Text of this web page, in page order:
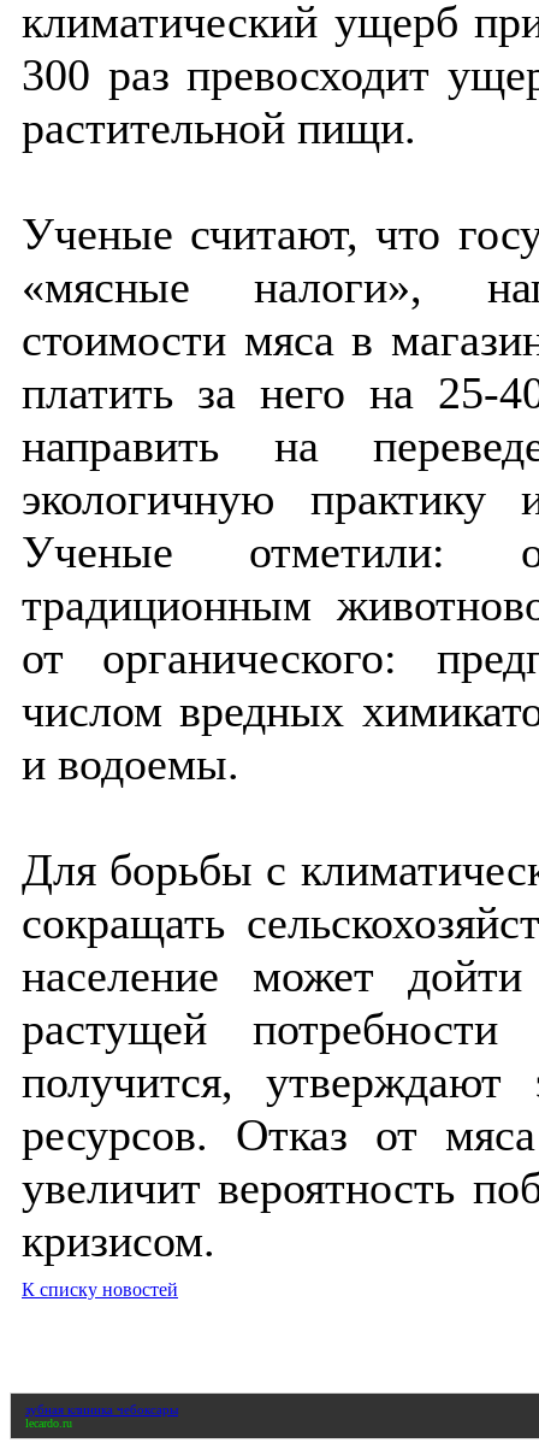
климатический ущерб
300 раз превосходит
растительной пищи.
Ученые считают, что
«мясные налоги»,
стоимости мяса в
платить за него на 25-
направить на
экологичную
Ученые отметили:
традиционным
от органического:
числом вредных
и водоемы.
Для борьбы с
сокращать
население может
растущей
получится,
ресурсов. Отказ от
увеличит вероятность
кризисом.
К списку новостей
зубная клиника чебоксары
lecardo.ru